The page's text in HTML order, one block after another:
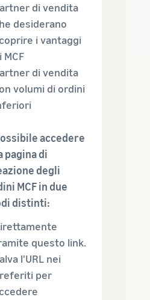
di vendita
desiderano
i vantaggi
MCF
di vendita
volumi di ordini
accedere
pagina di
degli
MCF in due
distinti:
questo link.
l'URL nei
per